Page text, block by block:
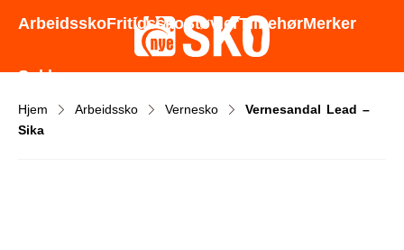
Godt utvalg - Gode priser - Rask levering
ArbeidsskoFritidsskoStøvlerTilbehørMerker
Sokker
Hjem Arbeidssko Vernesko
Vernesandal Lead –
Sika